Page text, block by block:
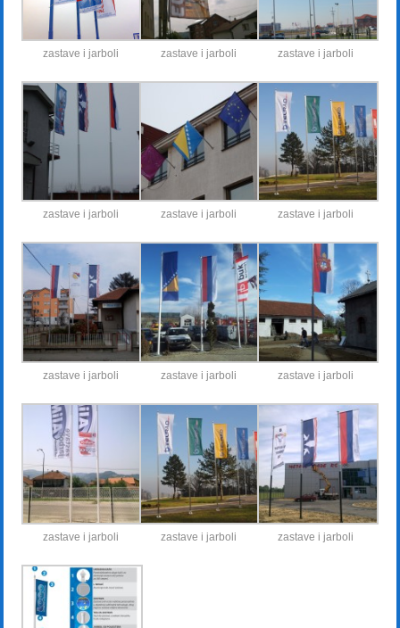
zastave i jarboli zastave i jarboli zastave i jarboli
zastave i jarboli zastave i jarboli zastave i jarboli
zastave i jarboli zastave i jarboli zastave i jarboli
zastave i jarboli zastave i jarboli zastave i jarboli